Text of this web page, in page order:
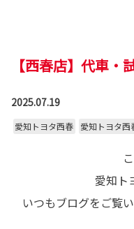
【西春店】代車・
2025.07.19
愛知トヨタ西春 愛知トヨタ西
愛知ト
いつもブログをご覧